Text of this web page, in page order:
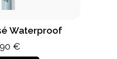
Waterproof
€